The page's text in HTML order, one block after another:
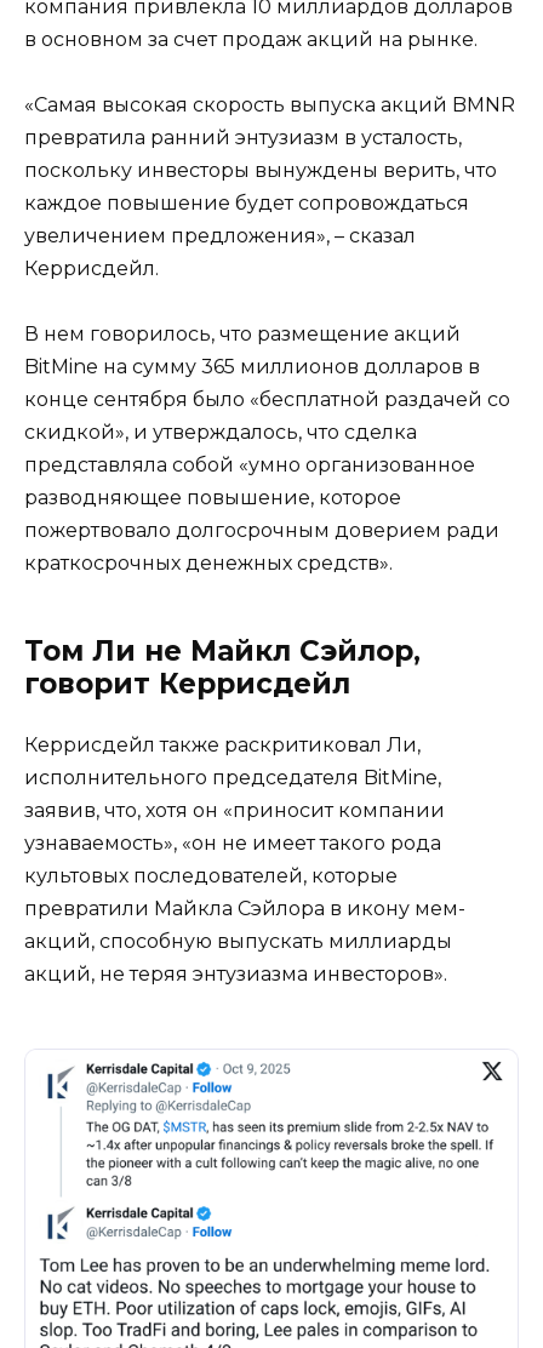
компания привлекла 10 миллиардов долларов
в основном за счет продаж акций на рынке.
«Самая высокая скорость выпуска акций BMNR
превратила ранний энтузиазм в усталость,
поскольку инвесторы вынуждены верить, что
каждое повышение будет сопровождаться
увеличением предложения», – сказал
Керрисдейл.
В нем говорилось, что размещение акций
BitMine на сумму 365 миллионов долларов в
конце сентября было «бесплатной раздачей со
скидкой», и утверждалось, что сделка
представляла собой «умно организованное
разводняющее повышение, которое
пожертвовало долгосрочным доверием ради
краткосрочных денежных средств».
Том Ли не Майкл Сэйлор,
говорит Керрисдейл
Керрисдейл также раскритиковал Ли,
исполнительного председателя BitMine,
заявив, что, хотя он «приносит компании
узнаваемость», «он не имеет такого рода
культовых последователей, которые
превратили Майкла Сэйлора в икону мем-
акций, способную выпускать миллиарды
акций, не теряя энтузиазма инвесторов».